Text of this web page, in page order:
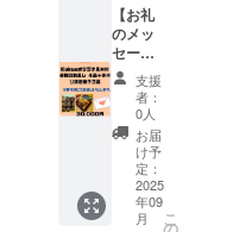
届けの
リター
ンに貼
付され
たラベ
ルや注
意書き
をご確
認くだ
さい。
す。 名
称：米
粉カヌ
レ 内容
量：１
個
原材料
及び添
加物等
の食品
表示は
お届け
【お礼
のメッ
セージ
＋お菓
子７
個】 感
謝の気
持ちを
込め
て、お
礼の
メッ
支援
者：
0人
お届
け予
定：
2025
年09
月
こ